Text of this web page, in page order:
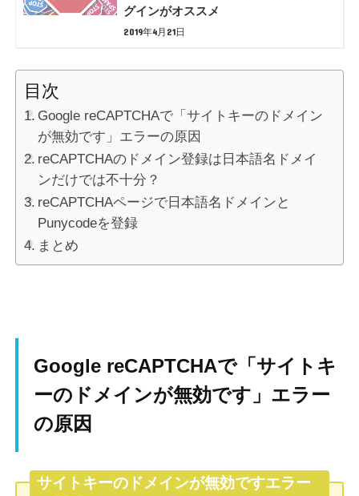
グインがオススメ
2019年4月21日
目次
Google reCAPTCHAで「サイトキーのドメイン
が無効です」エラーの原因
reCAPTCHAのドメイン登録は日本語名ドメイ
ンだけでは不十分？
reCAPTCHAページで日本語名ドメインと
Punycodeを登録
まとめ
Google reCAPTCHAで「サイトキ
ーのドメインが無効です」エラー
の原因
サイトキーのドメインが無効ですエラー